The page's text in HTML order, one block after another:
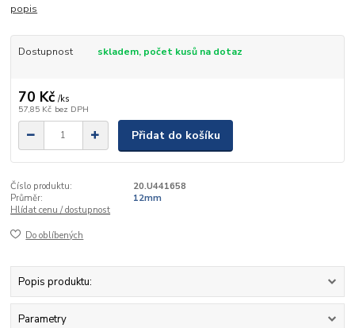
popis
Dostupnost skladem, počet kusů na dotaz
70 Kč /ks
57,85 Kč bez DPH
Přidat do košíku
Číslo produktu:
20.U441658
Průměr:
12mm
Hlídat cenu / dostupnost
Do oblíbených
Popis produktu:
Parametry